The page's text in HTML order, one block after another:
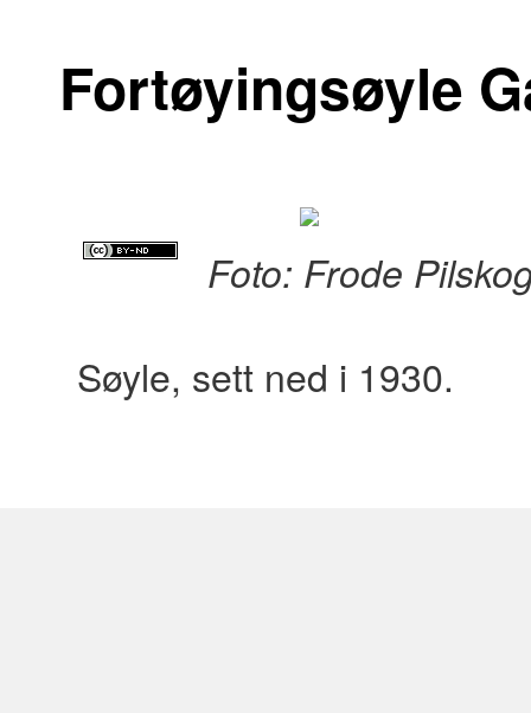
Fortøyingsøyle
Foto: Frode
Søyle, sett ned i 1930.